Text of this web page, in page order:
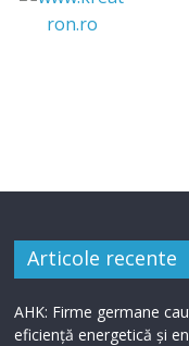
Articole recente
AHK: Firme germane
eficiență energetică și